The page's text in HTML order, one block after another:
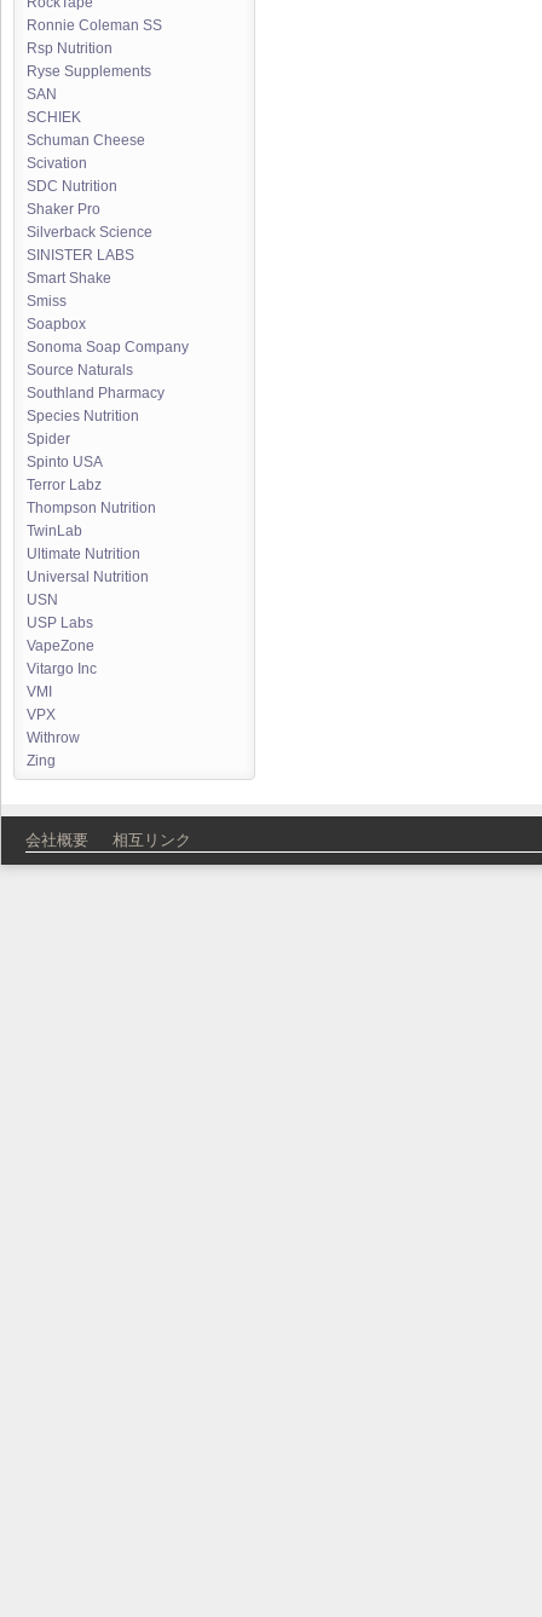
Ronnie Coleman SS
Rsp Nutrition
Ryse Supplements
SAN
SCHIEK
Schuman Cheese
Scivation
SDC Nutrition
Shaker Pro
Silverback Science
SINISTER LABS
Smart Shake
Smiss
Soapbox
Sonoma Soap Company
Source Naturals
Southland Pharmacy
Species Nutrition
Spider
Spinto USA
Terror Labz
Thompson Nutrition
TwinLab
Ultimate Nutrition
Universal Nutrition
USN
USP Labs
VapeZone
Vitargo Inc
VMI
VPX
Withrow
Zing
会社概要 相互リンク